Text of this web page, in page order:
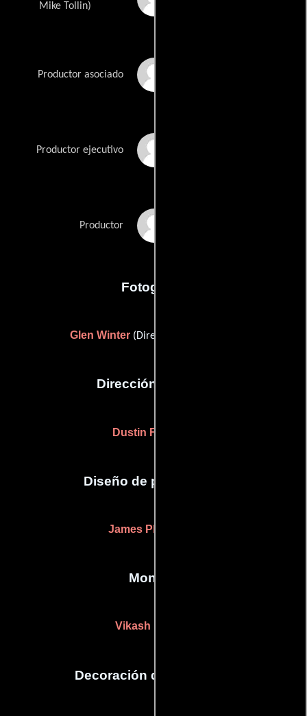
Mike Tollin)
Productor asociado
Productor ejecutivo
Productor
Fotografia
Glen Winter (Director de fotografía)
Dirección artística
Dustin Farrell
Diseño de producción
James Philpott
Montaje
Vikash Patel
Decoración de escenario